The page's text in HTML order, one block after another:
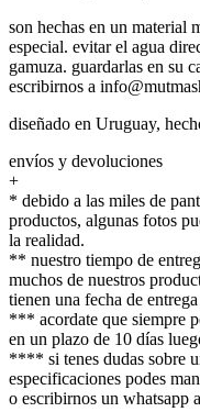
son hechas en un material
especial. evitar el agua
gamuza. guardarlas en su
escribirnos a
diseñado en Uruguay,
envíos y devoluciones
+
* debido a las miles de
productos, algunas fotos
la realidad.
** nuestro tiempo de
muchos de nuestros
tienen una fecha de
*** acordate que siempre
en un plazo de 10 días
**** si tenes dudas sobre
especificaciones podes
o escribirnos un whatsapp